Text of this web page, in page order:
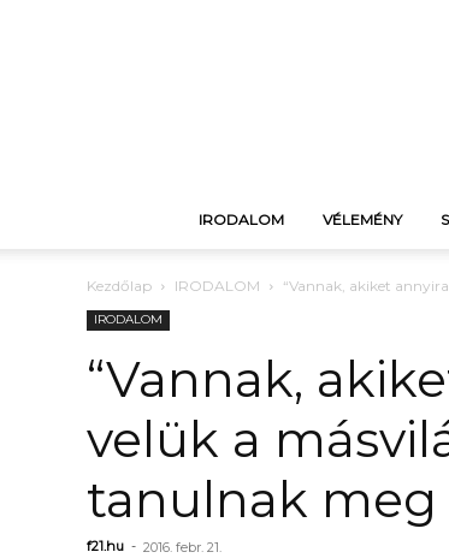
IRODALOM VÉLEMÉNY
Kezdőlap IRODALOM “Vannak, akiket
IRODALOM
“Vannak,
velük a
tanulnak meg
f21.hu - 2016. febr. 21.